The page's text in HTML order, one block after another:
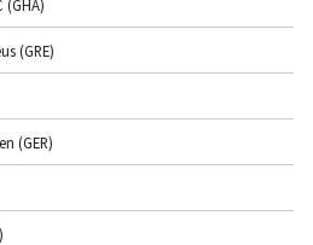
(GHA)
(GRE)
(GER)